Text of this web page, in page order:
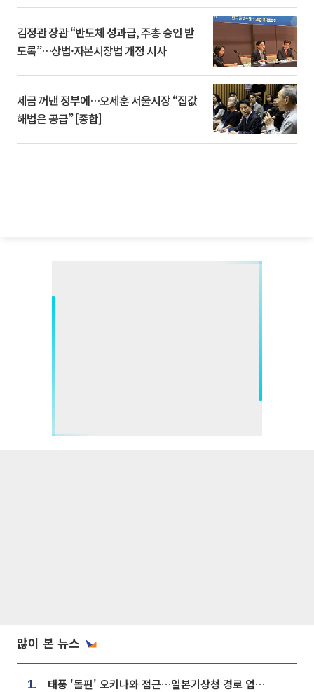
김정관 장관 “반도체 성과급, 주총 승인 받
도록”…상법·자본시장법 개정 시사
세금 꺼낸 정부에…오세훈 서울시장 “집값
해법은 공급” [종합]
많이 본 뉴스
1. 태풍 '돌핀' 오키나와 접근…일본기상청 경로 업데이트